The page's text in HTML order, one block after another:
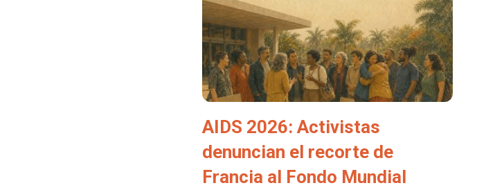
AIDS 2026: Activistas
denuncian el recorte de
Francia al Fondo Mundial